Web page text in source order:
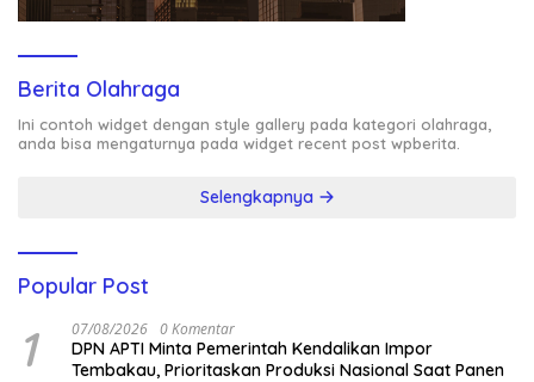
Berita Olahraga
Ini contoh widget dengan style gallery pada kategori olahraga,
anda bisa mengaturnya pada widget recent post wpberita.
Selengkapnya
Popular Post
1 07/08/2026 0 Komentar
DPN APTI Minta Pemerintah Kendalikan Impor
Tembakau, Prioritaskan Produksi Nasional Saat Panen